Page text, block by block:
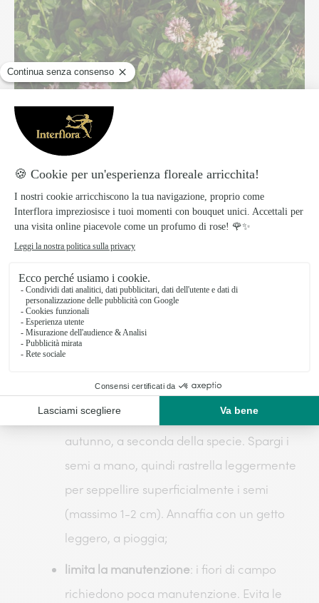
Scegli la posizione giusta
soleggiata o semi ombreggiata, con terreno
ben drenato, oppure seleziona varietà che
prepara il terreno: eliminare le erbacce,
smuovere la terra e, se necessario,
aggiungere sabbia per migliorare il
drenaggio;
semina al momento giusto: la semina
avviene generalmente in primavera o in
autunno, a seconda della specie. Spargi i
semi a mano, quindi rastrella leggermente
per seppellire superficialmente i semi
(massimo 1-2 cm). Annaffia con un getto
leggero, a pioggia;
limita la manutenzione: i fiori di campo
richiedono poca manutenzione. Evita le